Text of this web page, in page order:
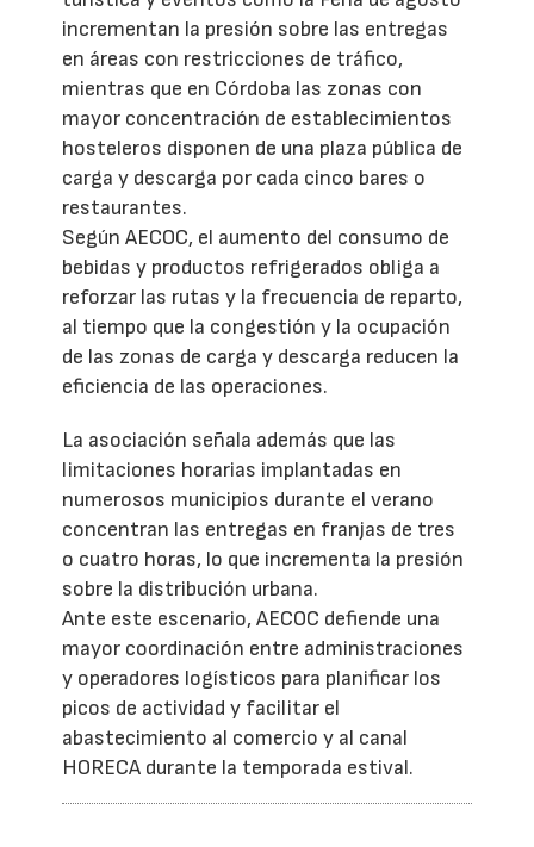
incrementan la presión sobre las entregas
en áreas con restricciones de tráfico,
mientras que en Córdoba las zonas con
mayor concentración de establecimientos
hosteleros disponen de una plaza pública de
carga y descarga por cada cinco bares o
restaurantes.
Según AECOC, el aumento del consumo de
bebidas y productos refrigerados obliga a
reforzar las rutas y la frecuencia de reparto,
al tiempo que la congestión y la ocupación
de las zonas de carga y descarga reducen la
eficiencia de las operaciones.
La asociación señala además que las
limitaciones horarias implantadas en
numerosos municipios durante el verano
concentran las entregas en franjas de tres
o cuatro horas, lo que incrementa la presión
sobre la distribución urbana.
Ante este escenario, AECOC defiende una
mayor coordinación entre administraciones
y operadores logísticos para planificar los
picos de actividad y facilitar el
abastecimiento al comercio y al canal
HORECA durante la temporada estival.